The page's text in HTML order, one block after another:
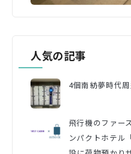
人気の記事
4個南紡夢時代
飛行機のファー
ンパクトホテル